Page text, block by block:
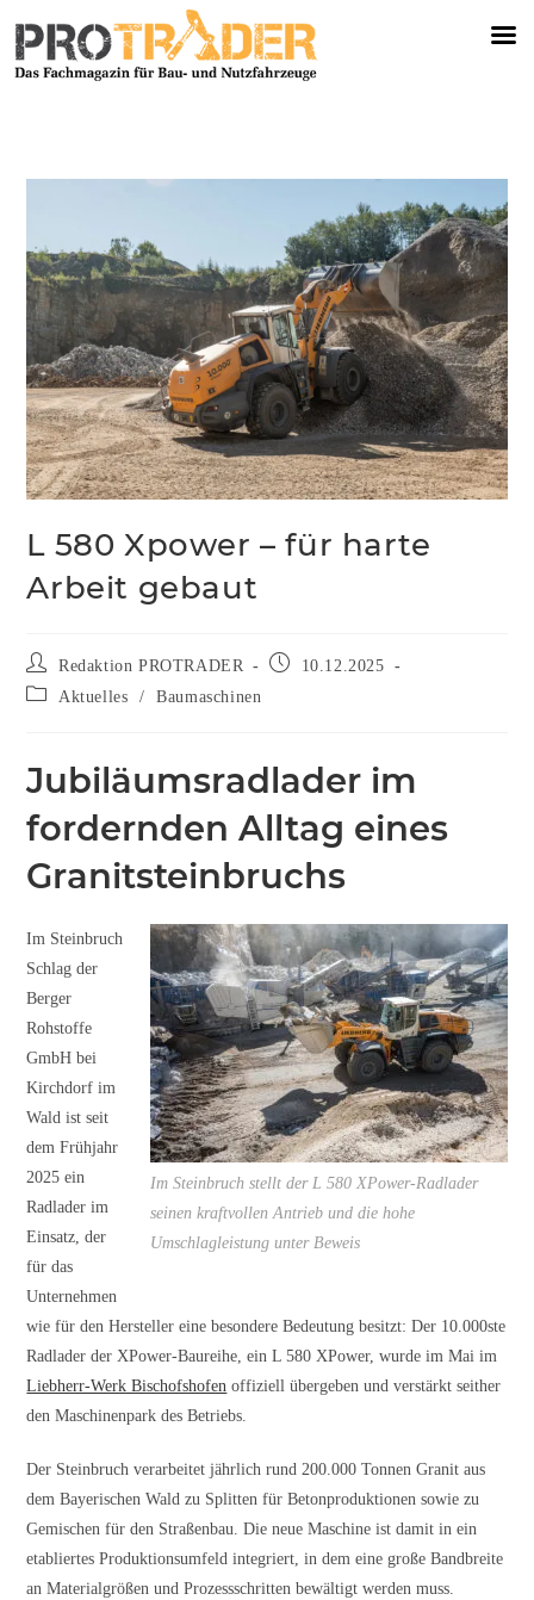
L 580 Xpower – für harte
Arbeit gebaut
Redaktion PROTRADER
10.12.2025
Aktuelles
/ Baumaschinen
Jubiläumsradlader im
fordernden Alltag eines
Granitsteinbruchs
Im Steinbruch stellt der L 580 XPower-Radlader
seinen kraftvollen Antrieb und die hohe
Umschlagleistung unter Beweis
Im Steinbruch
Schlag der
Berger
Rohstoffe
GmbH bei
Kirchdorf im
Wald ist seit
dem Frühjahr
2025 ein
Radlader im
Einsatz, der
für das
Unternehmen
wie für den Hersteller eine besondere Bedeutung besitzt: Der 10.000ste
Radlader der XPower-Baureihe, ein L 580 XPower, wurde im Mai im
Liebherr-Werk Bischofshofen offiziell übergeben und verstärkt seither
den Maschinenpark des Betriebs.
Der Steinbruch verarbeitet jährlich rund 200.000 Tonnen Granit aus
dem Bayerischen Wald zu Splitten für Betonproduktionen sowie zu
Gemischen für den Straßenbau. Die neue Maschine ist damit in ein
etabliertes Produktionsumfeld integriert, in dem eine große Bandbreite
an Materialgrößen und Prozessschritten bewältigt werden muss.